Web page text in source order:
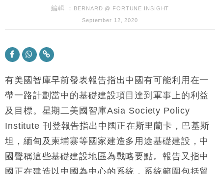
財經｜日經失守6.5萬點後回穩 全周仍升近2%
經濟｜大摩看淡內房今年表現 削新開工及銷售預測
16:55
科技｜iPhone 18 Pro成本或升4成 蘋果或犧牲毛利穩
15:38
本地｜香港迪拜下月10日合辦氣候金融會議
14:49
財經｜大摩削老鋪黃金目標價至505元 惟維持「增
持」評級
本地｜華嫂冰室太子店涉提供失實資料 遭禁申請輸入
勞工一年
12:11
中國｜強颱風「白海豚」殘渦北上 上海取消逾900班
編輯 ：
BERNARD @ FORTUNE INSIGHT
September 12, 2020
有美國智庫早前發表報告指出中國有可能利用在一
帶一路計劃當中的基礎建設項目達到軍事上的利益
及目標。星期二美國智庫Asia Society Policy
Institute 刊登報告指出中國正在斯里蘭卡，巴基斯
坦，緬甸及柬埔寨等國家建造多用途基礎建設，中
國聲稱這些基礎建設地區為戰略要點。報告又指中
國正在建造以中國為中心的系統，系統範圍包括貿